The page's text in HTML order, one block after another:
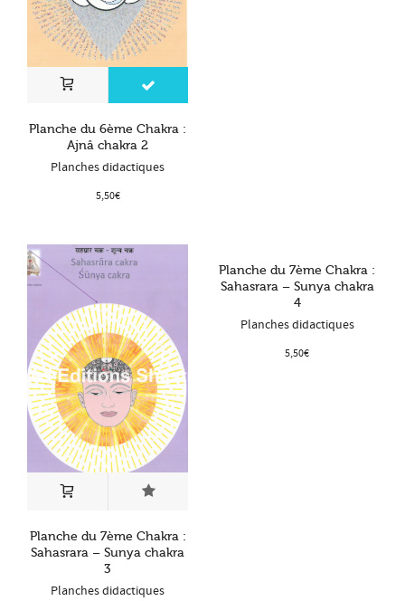
Planche du 6ème Chakra :
Ajnâ chakra 2
Planches didactiques
5,50€
Planche du 7ème Chakra :
Sahasrara – Sunya chakra
3
Planches didactiques
Planche du 7ème Chakra :
Sahasrara – Sunya chakra
4
Planches didactiques
5,50€